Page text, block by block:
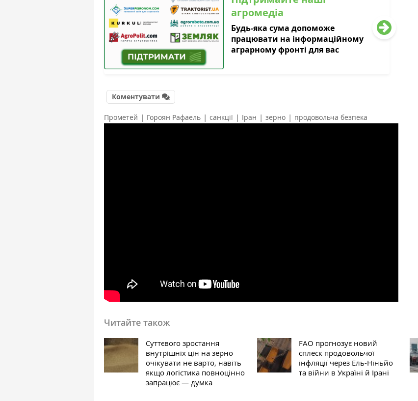
агромедіа
Будь-яка сума допоможе
працювати на інформаційному
аграрному фронті для вас
Коментувати
Прометей | Гороян Рафаель | санкції | Іран | зерно | продовольча безпека
Читайте також
Суттєвого зростання
внутрішніх цін на зерно
очікувати не варто, навіть
якщо логістика повноцінно
запрацює — думка
FAO прогнозує новий
сплеск продовольчої
інфляції через Ель-Ніньйо
та війни в Україні й Ірані